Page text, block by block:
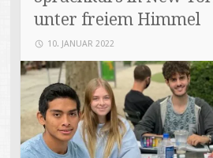
unter freiem Himmel
10. JANUAR 2022